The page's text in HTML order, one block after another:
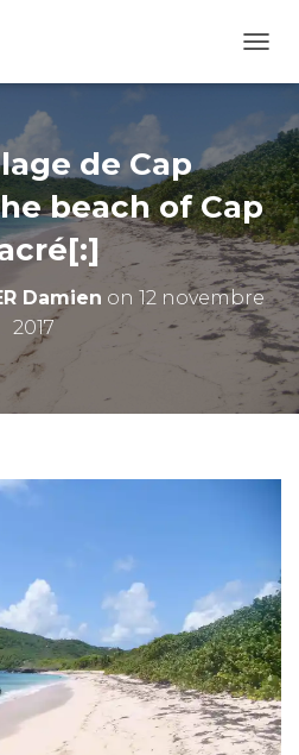
U
I
R
/
F
E
R
M
E
R
L
A
O
N
de Cap
beach of Cap
Damien on 12 novembre
2017